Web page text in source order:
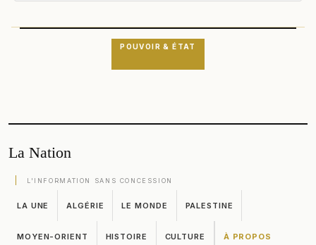
POUVOIR & ÉTAT
La Nation
L'INFORMATION SANS CONCESSION
LA UNE ALGÉRIE LE MONDE PALESTINE
MOYEN-ORIENT HISTOIRE CULTURE À PROPOS